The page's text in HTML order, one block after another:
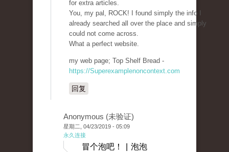
for extra articles.
You, my pal, ROCK! I found simply the info I
already searched all over the place and simply
could not come across.
What a perfect website.
my web page; Top Shelf Bread -
https://Superexamplenoncontext.com
回复
Anonymous (未验证)
星期二, 04/23/2019 - 05:09
永久连接
冒个泡吧！ | 泡泡